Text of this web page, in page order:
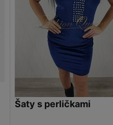
Šaty s perličkami